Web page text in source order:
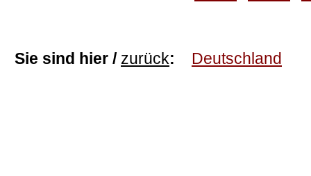
Sie sind hier / zurück: Deutschland